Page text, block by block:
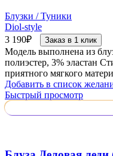
Блузки / Туники
Diol-style
3 190₽ Заказ в 1 клик
Модель выполнена из
полиэстер, 3% эластан
приятного мягкого
Добавить в список
Быстрый просмотр